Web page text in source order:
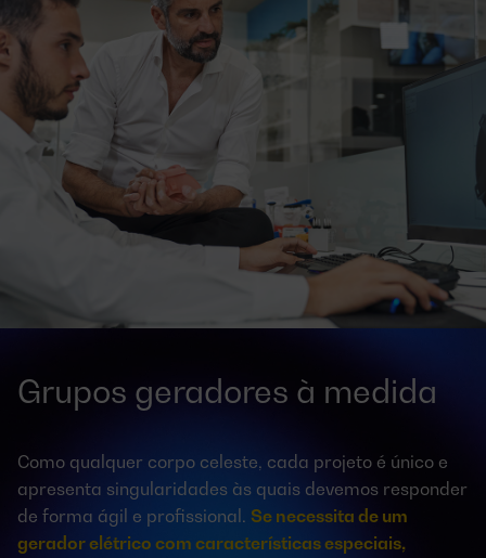
Grupos geradores à medida
Como qualquer corpo celeste, cada projeto é único e
apresenta singularidades às quais devemos responder
de forma ágil e profissional. Se necessita de um
gerador elétrico com características especiais,